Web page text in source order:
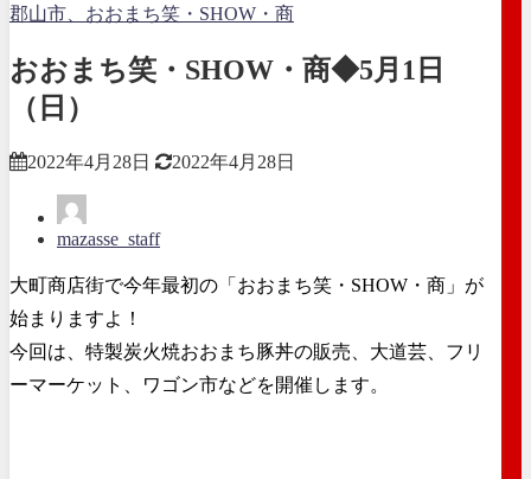
郡山市、おおまち笑・SHOW・商
おおまち笑・SHOW・商◆5月1日
（日）
2022年4月28日 2022年4月28日
mazasse_staff
大町商店街で今年最初の「おおまち笑・SHOW・商」が
始まりますよ！
今回は、特製炭火焼おおまち豚丼の販売、大道芸、フリ
ーマーケット、ワゴン市などを開催します。